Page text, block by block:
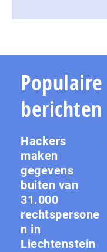
Populaire
berichten
Hackers
maken
gegevens
buiten van
31.000
rechtspersone
n in
Liechtenstein